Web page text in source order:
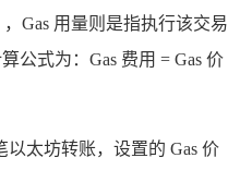
，Gas 用量则是指执行该交易
公式为：Gas 费用 = Gas 价
太坊转账，设置的 Gas 价